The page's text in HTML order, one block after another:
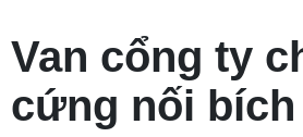
Van cổng ty
cứng nối bích